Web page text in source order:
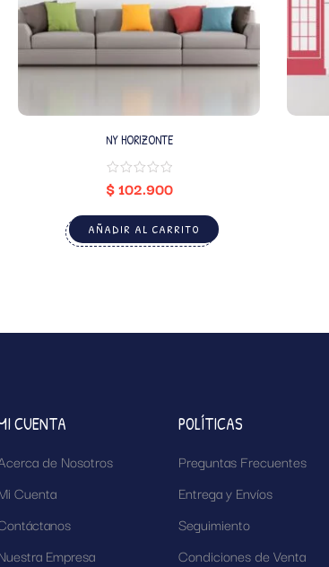
NY HORIZONTE
$102.900
AÑADIR AL CARRITO
CUENTA
de Nosotros
Cuenta
Empresa
POLÍTICAS
Preguntas Frecuentes
Entrega y Envíos
Seguimiento
Condiciones de Venta